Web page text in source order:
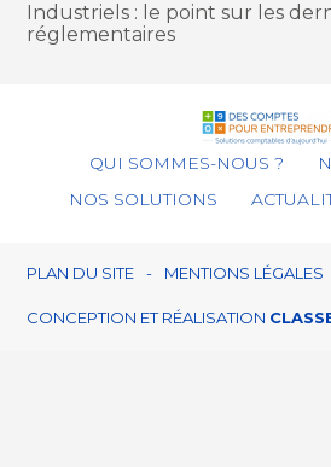
Industriels : le point sur les
réglementaires
FooterQUI SOMMES-NOUS ?
NOS SOLUTIONS
Footer
PLAN DU SITE MENTIONS LÉGALES
CONCEPTION ET RÉALISATION